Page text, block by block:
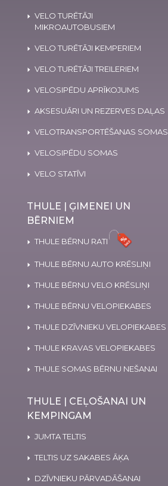
VELO TURĒTĀJI
MIKROAUTOBUSIEM
VELO TURĒTĀJI KEMPERIEM
VELO TURĒTĀJI TREILERIEM
VELOSIPĒDU APRĪKOJUMS
AKSESUĀRI UN REZERVES DAĻAS
VELOTRANSPORTĒŠANAS SOMAS
VELOSIPĒDU SOMAS
VELO STATĪVI
THULE | ĢIMENEI UN
BĒRNIEM
THULE BĒRNU RATI
THULE BĒRNU AUTO KRĒSLIŅI
THULE BĒRNU VELO KRĒSLIŅI
THULE BĒRNU VELOPIEKABES
THULE DZĪVNIEKU VELOPIEKABES
THULE KRAVAS VELOPIEKABES
THULE SOMAS BĒRNU NEŠANAI
THULE | CEĻOŠANAI UN
KEMPINGAM
JUMTA TELTIS
TELTIS UZ SAKABES ĀĶA
DZĪVNIEKU PĀRVADĀŠANAI